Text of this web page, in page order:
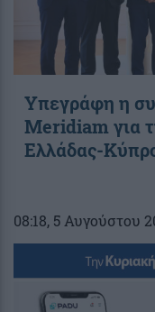
Υπεγράφη η
Meridiam για
Ελλάδας-
08:18, 5 Αυγούστου